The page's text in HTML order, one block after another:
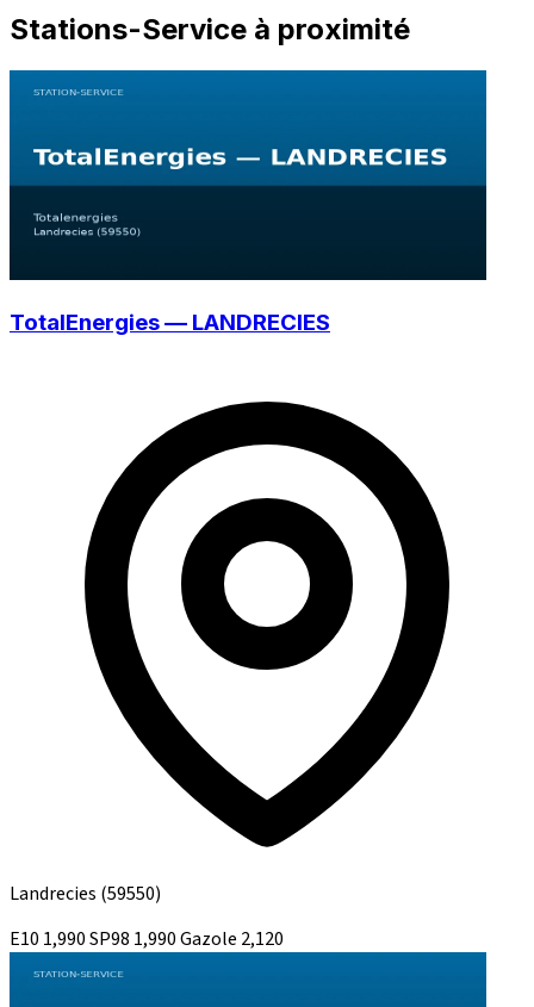
Stations-Service à proximité
TotalEnergies — LANDRECIES
Landrecies (59550)
E10 1,990SP98 1,990Gazole 2,120